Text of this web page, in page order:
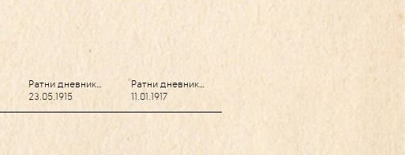
Ратни дневник…
23.05.1915
Ратни дневник…
11.01.1917